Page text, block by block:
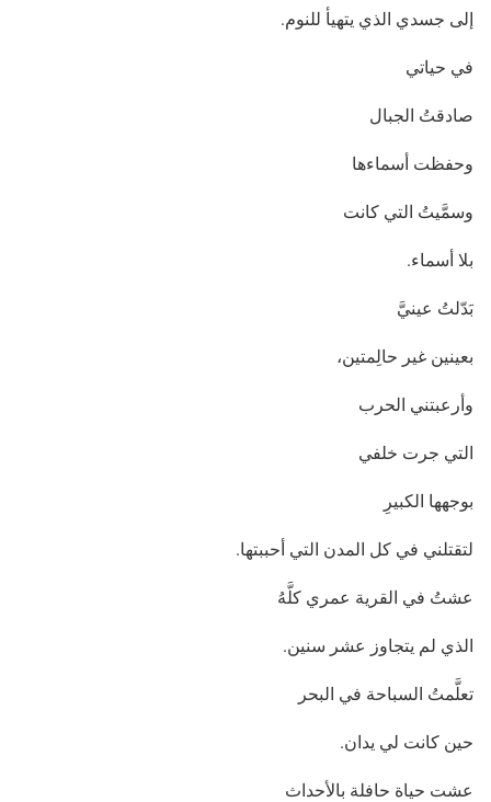
إلى جسدي الذي يتهيأ للنوم.
في حياتي
صادقتُ الجبال
وحفظت أسماءها
وسمَّيتُ التي كانت
بلا أسماء.
بَدّلتُ عينيَّ
بعينين غير حالِمتين،
وأرعبتني الحرب
التي جرت خلفي
بوجهها الكبيرِ
لتقتلني في كل المدن التي أحببتها.
عشتُ في القرية عمري كلَّهُ
الذي لم يتجاوز عشر سنين.
تعلَّمتُ السباحة في البحر
حين كانت لي يدان.
عشت حياة حافلة بالأحداث